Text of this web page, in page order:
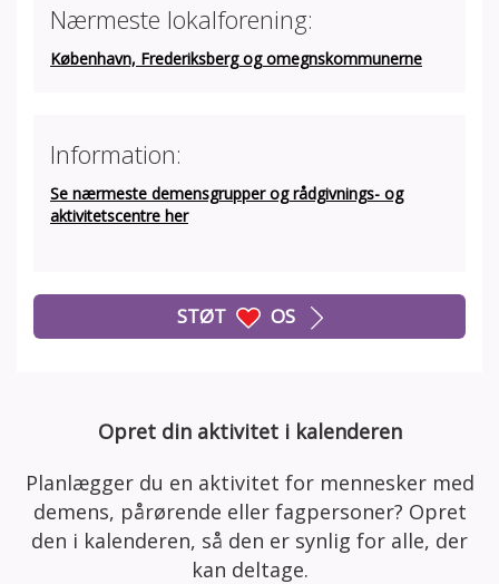
Nærmeste lokalforening:
København, Frederiksberg og omegnskommunerne
Information:
Se nærmeste demensgrupper og rådgivnings- og
aktivitetscentre her
STØT OS
Opret din aktivitet i kalenderen
Planlægger du en aktivitet for mennesker med
demens, pårørende eller fagpersoner? Opret
den i kalenderen, så den er synlig for alle, der
kan deltage.